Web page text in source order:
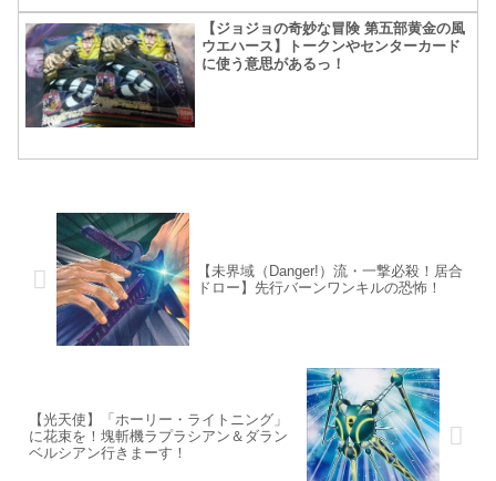
【ジョジョの奇妙な冒険 第五部黄金の風
ウエハース】トークンやセンターカード
に使う意思があるっ！
【未界域（Danger!）流・一撃必殺！居合
ドロー】先行バーンワンキルの恐怖！
【光天使】「ホーリー・ライトニング」
に花束を！塊斬機ラプラシアン＆ダラン
ベルシアン行きまーす！